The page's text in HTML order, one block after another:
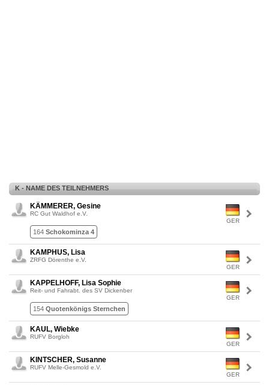
K - NAME DES TEILNEHMERS
GER
KÄMMERER, Gesine
RC Gut Waldhof e.V.
164 Schokominza 4
GER
KAMPHUS, Lisa
ZRFG Dörenthe e.V.
GER
KAPPELHOFF, Lisa Sophie
Reit- und Fahrabt. des SV Dickenber
154 Quotenkönigs Sternchen
GER
KAUL, Wiebke
RUFV Borgloh
GER
KINTSCHER, Susanne
RUFV Melle-Gesmold e.V.